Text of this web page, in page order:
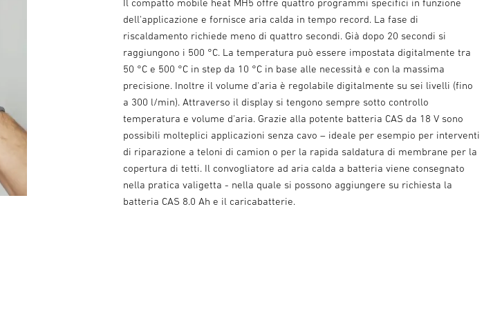
Il compatto mobile heat MH5 offre quattro programmi specifici in funzione
dell'applicazione e fornisce aria calda in tempo record. La fase di
riscaldamento richiede meno di quattro secondi. Già dopo 20 secondi si
raggiungono i 500 °C. La temperatura può essere impostata digitalmente tra
50 °C e 500 °C in step da 10 °C in base alle necessità e con la massima
precisione. Inoltre il volume d'aria è regolabile digitalmente su sei livelli (fino
a 300 l/min). Attraverso il display si tengono sempre sotto controllo
temperatura e volume d'aria. Grazie alla potente batteria CAS da 18 V sono
possibili molteplici applicazioni senza cavo – ideale per esempio per interventi
di riparazione a teloni di camion o per la rapida saldatura di membrane per la
copertura di tetti. Il convogliatore ad aria calda a batteria viene consegnato
nella pratica valigetta - nella quale si possono aggiungere su richiesta la
batteria CAS 8.0 Ah e il caricabatterie.